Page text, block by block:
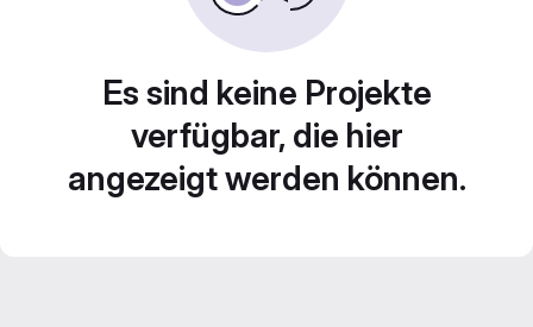
Es sind keine Projekte
verfügbar, die hier
angezeigt werden können.